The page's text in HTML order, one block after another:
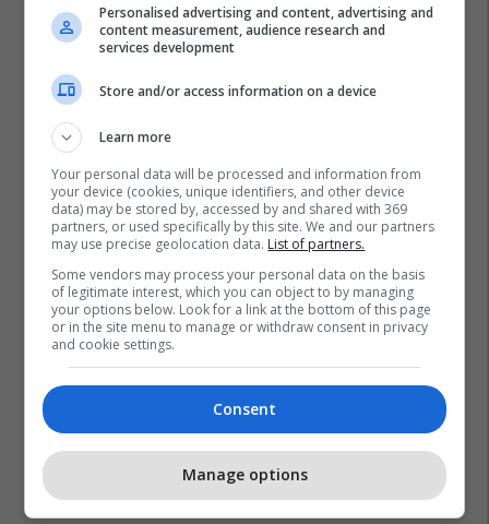
Liga E Kampionëve Deco Barcelona
Personalised advertising and content, advertising and
content measurement, audience research and
services development
Store and/or access information on a device
Learn more
Your personal data will be processed and information from
your device (cookies, unique identifiers, and other device
data) may be stored by, accessed by and shared with 369
partners, or used specifically by this site. We and our partners
may use precise geolocation data. List of partners.
Some vendors may process your personal data on the basis
of legitimate interest, which you can object to by managing
your options below. Look for a link at the bottom of this page
or in the site menu to manage or withdraw consent in privacy
and cookie settings.
Consent
Manage options